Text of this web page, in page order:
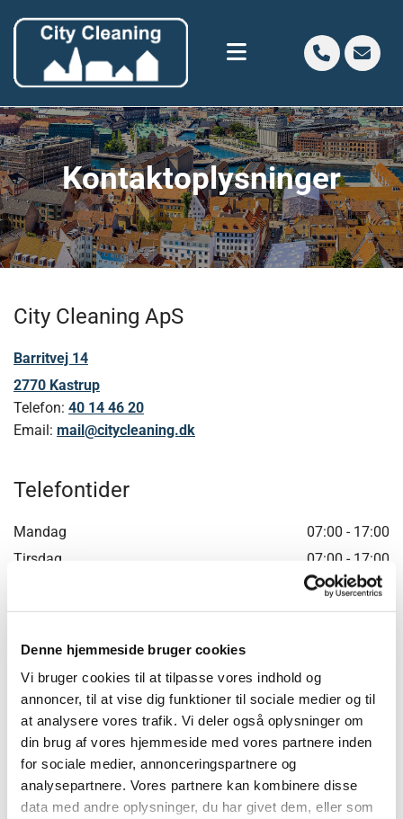
Denne hjemmeside bruger cookies
Vi bruger cookies til at tilpasse vores indhold og
annoncer, til at vise dig funktioner til sociale medier og til
at analysere vores trafik. Vi deler også oplysninger om
din brug af vores hjemmeside med vores partnere inden
for sociale medier, annonceringspartnere og
analysepartnere. Vores partnere kan kombinere disse
data med andre oplysninger, du har givet dem, eller som
Kontaktoplysninger
City Cleaning ApS
Barritvej 14
2770 Kastrup
Telefon: 40 14 46 20
Email: mail@citycleaning.dk
Telefontider
Mandag
07:00 - 17:00
Tirsdag
07:00 - 17:00
07:00 - 17:00
Torsdag
07:00 - 17:00
Søndag
Lukket
Har du spørgsmål? Send en mail her